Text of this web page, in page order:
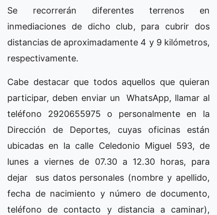
Se recorrerán diferentes terrenos en
inmediaciones de dicho club, para cubrir dos
distancias de aproximadamente 4 y 9 kilómetros,
respectivamente.
Cabe destacar que todos aquellos que quieran
participar, deben enviar un WhatsApp, llamar al
teléfono 2920655975 o personalmente en la
Dirección de Deportes, cuyas oficinas están
ubicadas en la calle Celedonio Miguel 593, de
lunes a viernes de 07.30 a 12.30 horas, para
dejar sus datos personales (nombre y apellido,
fecha de nacimiento y número de documento,
teléfono de contacto y distancia a caminar),